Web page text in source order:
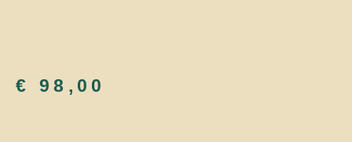
€ 98,00